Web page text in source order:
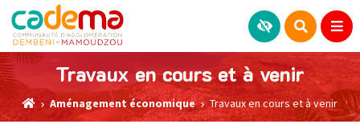
Travaux en cours et à venir
Aménagement économique Travaux en cours et à venir